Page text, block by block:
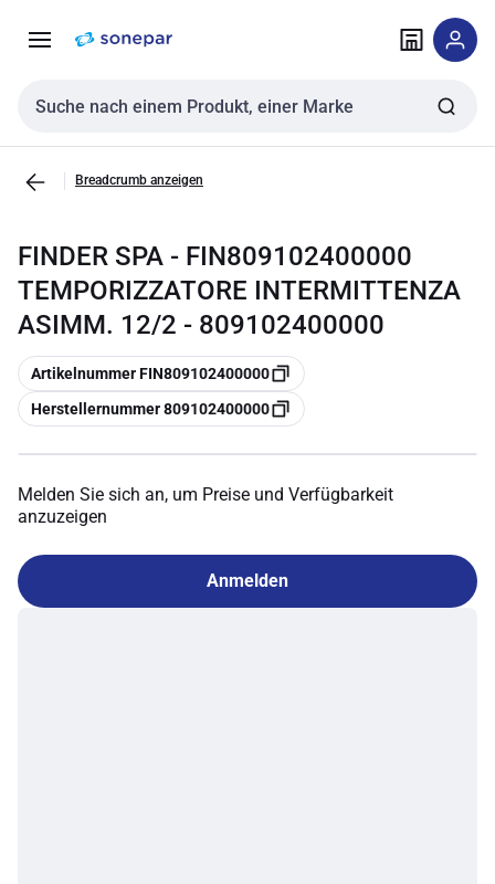
NavigationInhalt
Sucheingabe
Breadcrumb anzeigen
FINDER SPA - FIN809102400000
TEMPORIZZATORE INTERMITTENZA
ASIMM. 12/2 - 809102400000
Kopieren
Artikelnummer FIN809102400000
Kopieren
Herstellernummer 809102400000
Melden Sie sich an, um Preise und Verfügbarkeit
anzuzeigen
Anmelden